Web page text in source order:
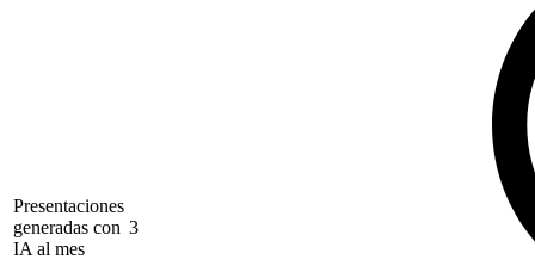
Presentaciones
generadas con
IA al mes
3